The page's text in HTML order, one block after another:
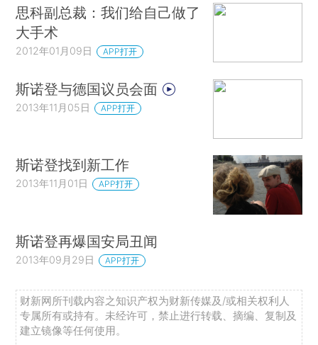
思科副总裁：我们给自己做了
大手术
2012年01月09日 APP打开
斯诺登与德国议员会面
2013年11月05日 APP打开
斯诺登找到新工作
2013年11月01日 APP打开
斯诺登再爆国安局丑闻
2013年09月29日 APP打开
财新网所刊载内容之知识产权为财新传媒及/或相关权利人
专属所有或持有。未经许可，禁止进行转载、摘编、复制及
建立镜像等任何使用。